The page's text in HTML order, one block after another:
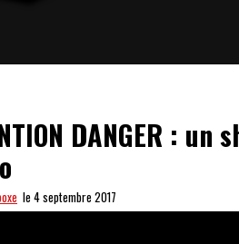
DANGER : un
le 4 septembre 2017